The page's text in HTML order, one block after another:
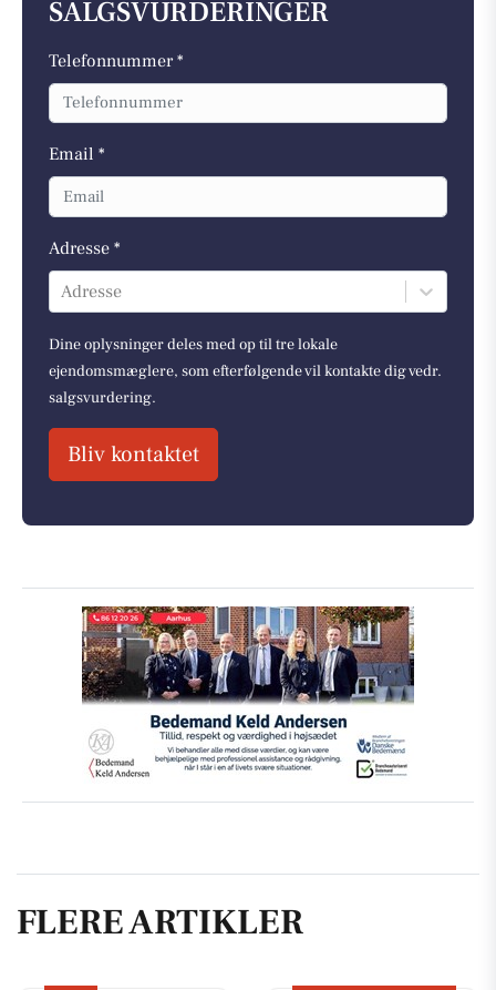
SALGSVURDERINGER
Telefonnummer *
Email *
Adresse *
Adresse
Dine oplysninger deles med op til tre lokale
ejendomsmæglere, som efterfølgende vil kontakte dig vedr.
salgsvurdering.
Bliv kontaktet
FLERE ARTIKLER